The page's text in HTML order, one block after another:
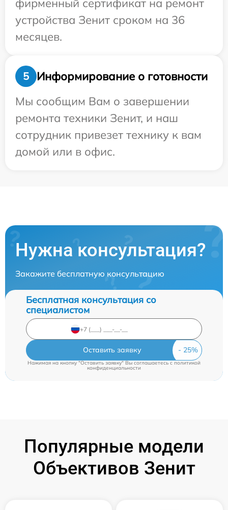
фирменный сертификат на ремонт
устройства Зенит сроком на 36
месяцев.
5
Информирование о готовности
Мы сообщим Вам о завершении
ремонта техники Зенит, и наш
сотрудник привезет технику к вам
домой или в офис.
Нужна консультация?
Закажите бесплатную консультацию
Бесплатная консультация со
специалистом
Оставить заявку
Нажимая на кнопку "Оставить заявку" Вы соглашаетесь cполитикой
конфиденциальности
Популярные модели
Объективов Зенит